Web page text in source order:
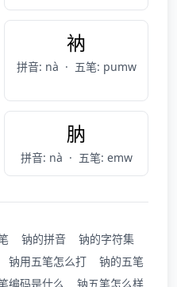
衲
拼音: nà · 五笔: pumw
肭
拼音: nà · 五笔: emw
钠的拼音
钠的字符集
钠用五笔怎么打
钠的五笔
编码是什么
钠五笔怎么样